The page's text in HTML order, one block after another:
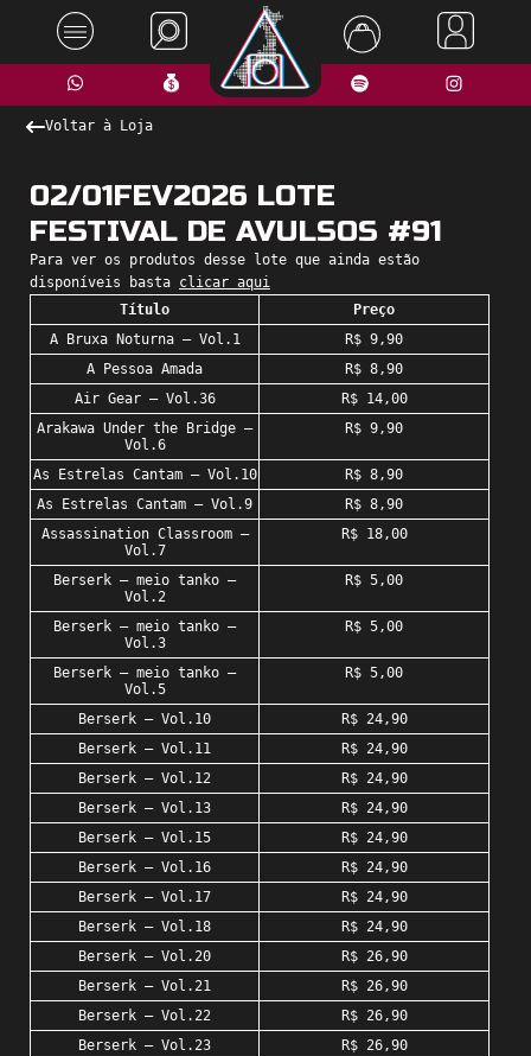
Voltar à Loja
02/01FEV2026 LOTE
FESTIVAL DE AVULSOS #91
Para ver os produtos desse lote que ainda estão
disponíveis basta clicar aqui
Título
Preço
A Bruxa Noturna – Vol.1
R$ 9,90
A Pessoa Amada
R$ 8,90
Air Gear – Vol.36
R$ 14,00
Arakawa Under the Bridge –
Vol.6
R$ 9,90
As Estrelas Cantam – Vol.10
R$ 8,90
As Estrelas Cantam – Vol.9
R$ 8,90
Assassination Classroom –
Vol.7
R$ 18,00
Berserk – meio tanko –
Vol.2
R$ 5,00
Berserk – meio tanko –
Vol.3
R$ 5,00
Berserk – meio tanko –
Vol.5
R$ 5,00
Berserk – Vol.10
R$ 24,90
Berserk – Vol.11
R$ 24,90
Berserk – Vol.12
R$ 24,90
Berserk – Vol.13
R$ 24,90
Berserk – Vol.15
R$ 24,90
Berserk – Vol.16
R$ 24,90
Berserk – Vol.17
R$ 24,90
Berserk – Vol.18
R$ 24,90
Berserk – Vol.20
R$ 26,90
Berserk – Vol.21
R$ 26,90
Berserk – Vol.22
R$ 26,90
Berserk – Vol.23
R$ 26,90